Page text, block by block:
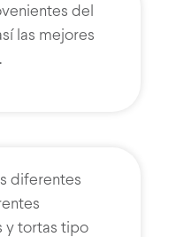
del
las mejores
diferentes
y tortas tipo